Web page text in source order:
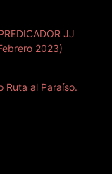
JJ
2023)
Ruta al Paraíso.